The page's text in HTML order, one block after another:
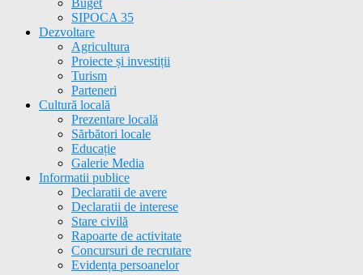
Buget
SIPOCA 35
Dezvoltare
Agricultura
Proiecte și investiții
Turism
Parteneri
Cultură locală
Prezentare locală
Sărbători locale
Educație
Galerie Media
Informatii publice
Declaratii de avere
Declaratii de interese
Stare civilă
Rapoarte de activitate
Concursuri de recrutare
Evidența persoanelor